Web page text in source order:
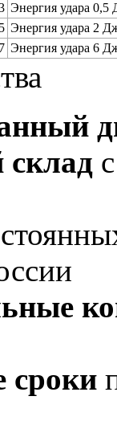
Энергия удара 0,5
5 Энергия удара 2
7 Энергия удара 6